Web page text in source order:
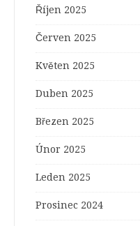
Říjen 2025
Červen 2025
Květen 2025
Duben 2025
Březen 2025
Únor 2025
Leden 2025
Prosinec 2024